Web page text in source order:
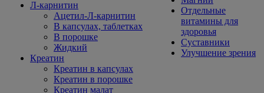
Л-карнитин
Ацетил-Л-карнитин
В капсулах, таблетках
В порошке
Жидкий
Креатин
Креатин в капсулах
Креатин в порошке
Креатин малат
Отдельные
витамины для
здоровья
Суставники
Улучшение зрения